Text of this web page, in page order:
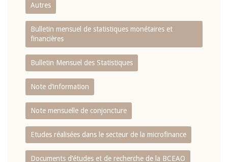
Autres
Bulletin mensuel de statistiques monétaires et
financières
Bulletin Mensuel des Statistiques
Note d’information
Note mensuelle de conjoncture
Etudes réalisées dans le secteur de la microfinance
Documents d’études et de recherche de la BCEAO